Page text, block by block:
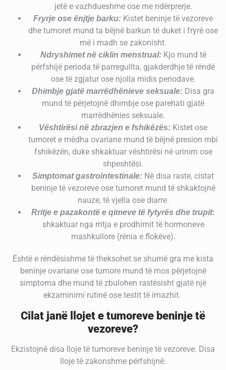
jetë e vazhdueshme ose me ndërprerje.
Fryrje ose ënjtje barku: Kistet beninje të vezoreve
dhe tumoret mund ta bëjnë barkun të duket i fryrë ose
më i madh se zakonisht.
Ndryshimet në ciklin menstrual:Kjo mund të
përfshijë perioda të parregullta, gjakderdhje të rëndë
ose të zgjatur ose njolla midis periodave.
Dhimbje gjatë marrëdhënieve seksuale: Disa gra
mund të përjetojnë dhimbje ose parehati gjatë
marrëdhënies seksuale.
Vështirësi në zbrazjen e fshikëzës: Kistet ose
tumoret e mëdha ovariane mund të bëjnë presion mbi
fshikëzën, duke shkaktuar vështirësi në urinim ose
shpeshtësi.
Simptomat gastrointestinale: Në disa raste, cistat
beninje të vezoreve ose tumoret mund të shkaktojnë
nauze, të vjella ose diarre.
Rritje e pazakontë e qimeve të fytyrës dhe trupit:
shkaktuar nga rritja e prodhimit të hormoneve
mashkullore (rënia e flokëve).
Është e rëndësishme të theksohet se shumë gra me kista
beninje ovariane ose tumore mund të mos përjetojnë
simptoma dhe mund të zbulohen rastësisht gjatë një
ekzaminimi rutinë ose testit të imazhit.
Cilat janë llojet e tumoreve beninje të
vezoreve?
Ekzistojnë disa lloje të tumoreve beninje të vezoreve. Disa
lloje të zakonshme përfshijnë: